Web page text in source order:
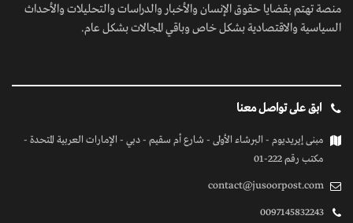
منصة تهتم بقضايا حقوق الإنسان والأخبار والدراسات والتحليلات والأحداث
السياسية والاقتصادية بشكل خاص وباقي المجالات بشكل عام.
ابق على تواصل معنا
مبنى إيريديوم - البرشاء الأولى - شارع أم سقيم - دبي - الإمارات العربية المتحدة -
مكتب رقم 222-01
contact@jusoorpost.com
0097145832243